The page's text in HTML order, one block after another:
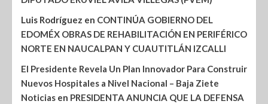
Luis Rodríguez en CONTINÚA GOBIERNO DEL
EDOMÉX OBRAS DE REHABILITACIÓN EN PERIFÉRICO
NORTE EN NAUCALPAN Y CUAUTITLÁN IZCALLI
El Presidente Revela Un Plan Innovador Para Construir
Nuevos Hospitales a Nivel Nacional – Baja Ziete
Noticias en PRESIDENTA ANUNCIA QUE LA DEFENSA